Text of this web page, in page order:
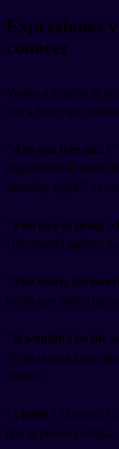
Expresiones
conocer
Vamos a ampliar tu
van a hacer que
"Are you free on...?"
disponibilidad antes
Saturday night?" es
"Feel free to bring a
Útil cuando quieres
"The more, the
hecha que indica que
"It wouldn't be the
Perfecta para hacer
aceptar.
"I insist." (Insisto):
que la persona venga.